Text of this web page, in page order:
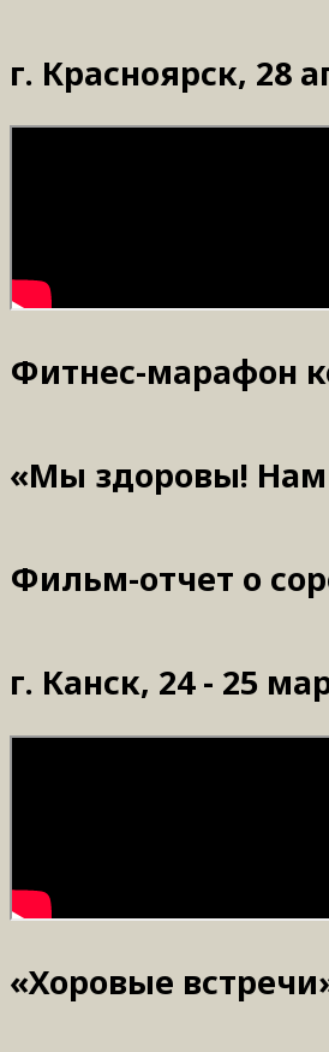
г. Красноярск, 28
Фитнес-марафон
«Мы здоровы! Нам
Фильм-отчет о
г. Канск, 24 - 25
«Хоровые